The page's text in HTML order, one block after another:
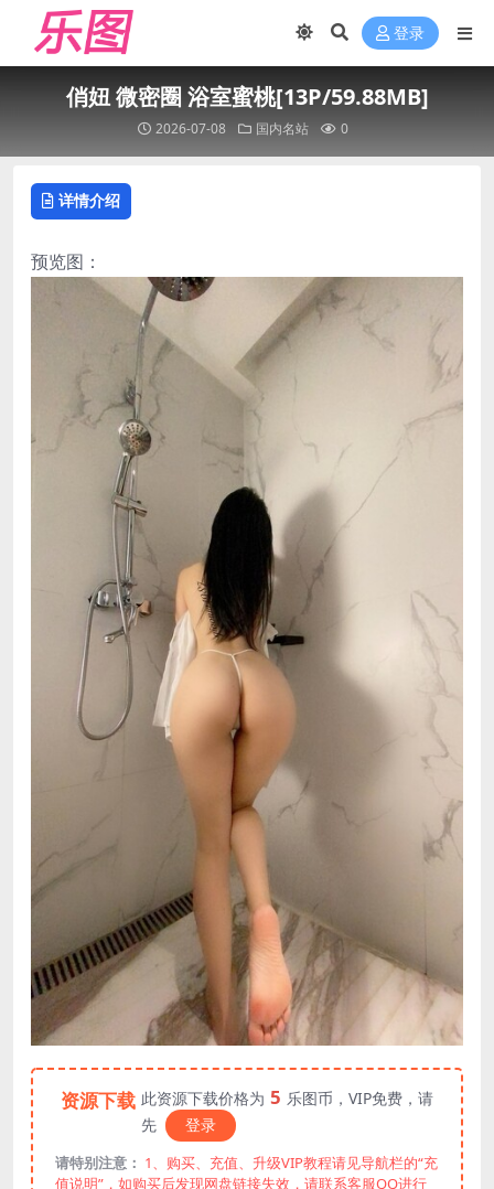
登录
俏妞 微密圈 浴室蜜桃[13P/59.88MB]
2026-07-08 国内名站 0
详情介绍
预览图：
资源下载 此资源下载价格为 5 乐图币，VIP免费，请
先
登录
请特别注意： 1、购买、充值、升级VIP教程请见导航栏的“充
值说明”，如购买后发现网盘链接失效，请联系客服QQ进行